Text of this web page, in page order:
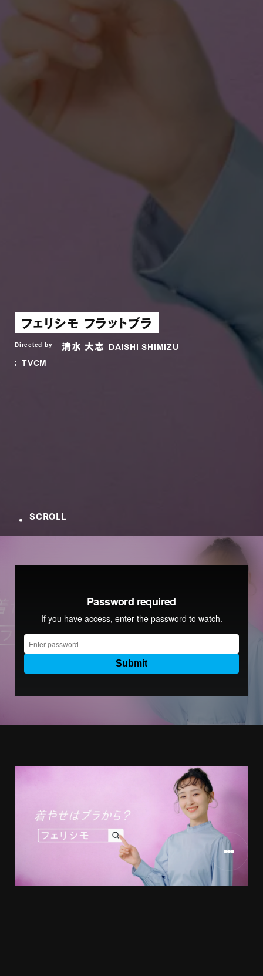
フェリシモ フラットブラ
Directed by 清水 大志
DAISHI SHIMIZU
TVCM
SCROLL